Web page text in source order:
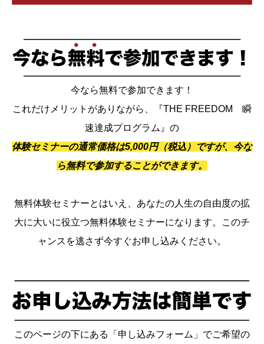
今なら無料で参加できます！
これだけメリットがありながら、『THE FREEDOM 瞬
速達成プログラム』の
体験セミナーの通常価格は5,000円（税込）ですが、今な
ら無料で参加することができます。
無料体験セミナーとはいえ、あなたの人生の自由度の拡
大に大いに役立つ無料体験セミナーになります。このチ
ャンスを逃さず今すぐお申し込みください。
このページの下にある「申し込みフォーム」でご希望の